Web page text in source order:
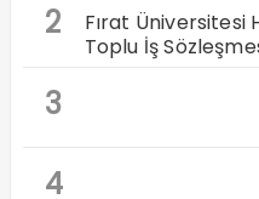
2
Fırat Üniversitesi
Toplu İş
3
4